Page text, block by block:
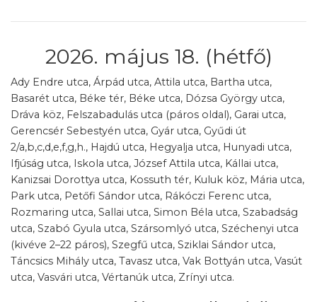
2026. május 18. (hétfő)
Ady Endre utca, Árpád utca, Attila utca, Bartha utca,
Basarét utca, Béke tér, Béke utca, Dózsa György utca,
Dráva köz, Felszabadulás utca (páros oldal), Garai utca,
Gerencsér Sebestyén utca, Gyár utca, Gyűdi út
2/a,b,c,d,e,f,g,h., Hajdú utca, Hegyalja utca, Hunyadi utca,
Ifjúság utca, Iskola utca, József Attila utca, Kállai utca,
Kanizsai Dorottya utca, Kossuth tér, Kuluk köz, Mária utca,
Park utca, Petőfi Sándor utca, Rákóczi Ferenc utca,
Rozmaring utca, Sallai utca, Simon Béla utca, Szabadság
utca, Szabó Gyula utca, Szársomlyó utca, Széchenyi utca
(kivéve 2–22 páros), Szegfű utca, Sziklai Sándor utca,
Táncsics Mihály utca, Tavasz utca, Vak Bottyán utca, Vasút
utca, Vasvári utca, Vértanúk utca, Zrínyi utca.